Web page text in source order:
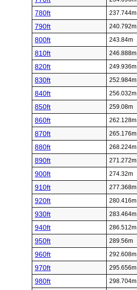
780ft 237.744m
790ft 240.792m
800ft 243.84m
810ft 246.888m
820ft 249.936m
830ft 252.984m
840ft 256.032m
850ft 259.08m
860ft 262.128m
870ft 265.176m
880ft 268.224m
890ft 271.272m
900ft 274.32m
910ft 277.368m
920ft 280.416m
930ft 283.464m
940ft 286.512m
950ft 289.56m
960ft 292.608m
970ft 295.656m
980ft 298.704m